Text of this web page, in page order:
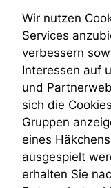
Teilungsklage
Venezuela
VRK
ZPO
Zustellfiktion
Zuständigkeit
Öffentliches
Wir nutzen
Services
verbessern
Interessen auf
und
sich die
Gruppen
eines
ausgespielt
erhalten Sie